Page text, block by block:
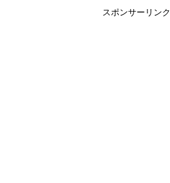
スポンサーリンク